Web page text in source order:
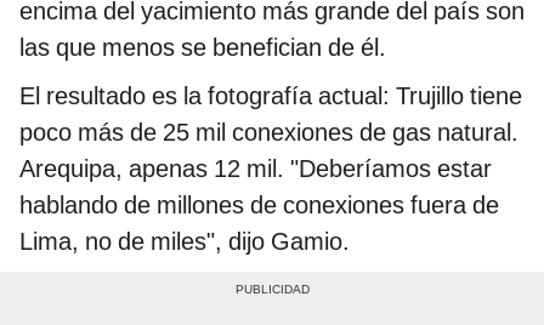
encima del yacimiento más grande del país son
las que menos se benefician de él.
El resultado es la fotografía actual: Trujillo tiene
poco más de 25 mil conexiones de gas natural.
Arequipa, apenas 12 mil. "Deberíamos estar
hablando de millones de conexiones fuera de
Lima, no de miles", dijo Gamio.